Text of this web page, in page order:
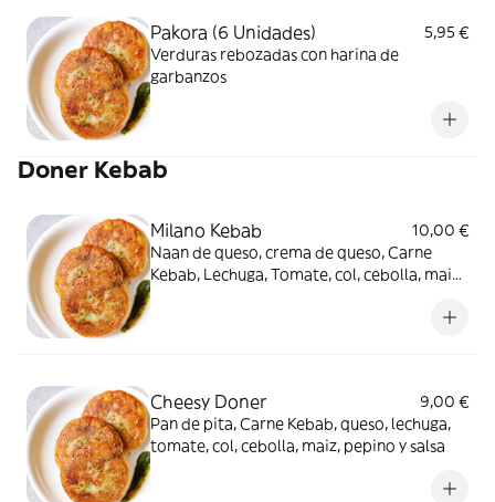
Pakora (6 Unidades)
5,95 €
Verduras rebozadas con harina de
garbanzos
Doner Kebab
Milano Kebab
10,00 €
Naan de queso, crema de queso, Carne
Kebab, Lechuga, Tomate, col, cebolla, maiz,
Cheesy Doner
9,00 €
Pan de pita, Carne Kebab, queso, lechuga,
tomate, col, cebolla, maiz, pepino y salsa